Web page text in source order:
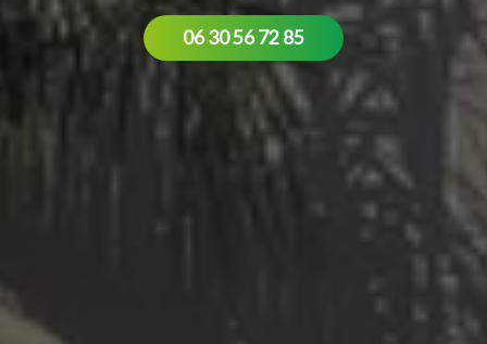
06 30 56 72 85